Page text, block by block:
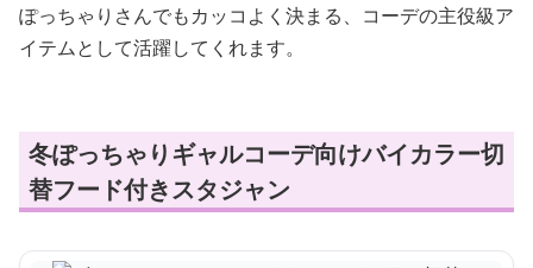
ぽっちゃりさんでもカッコよく決まる、コーデの主役級ア
イテムとして活躍してくれます。
冬ぽっちゃりギャルコーデ向けバイカラー切
替フード付きスタジャン